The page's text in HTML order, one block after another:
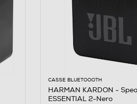
CASSE BLUETOOOTH
HARMAN KARDON -
ESSENTIAL 2-Nero